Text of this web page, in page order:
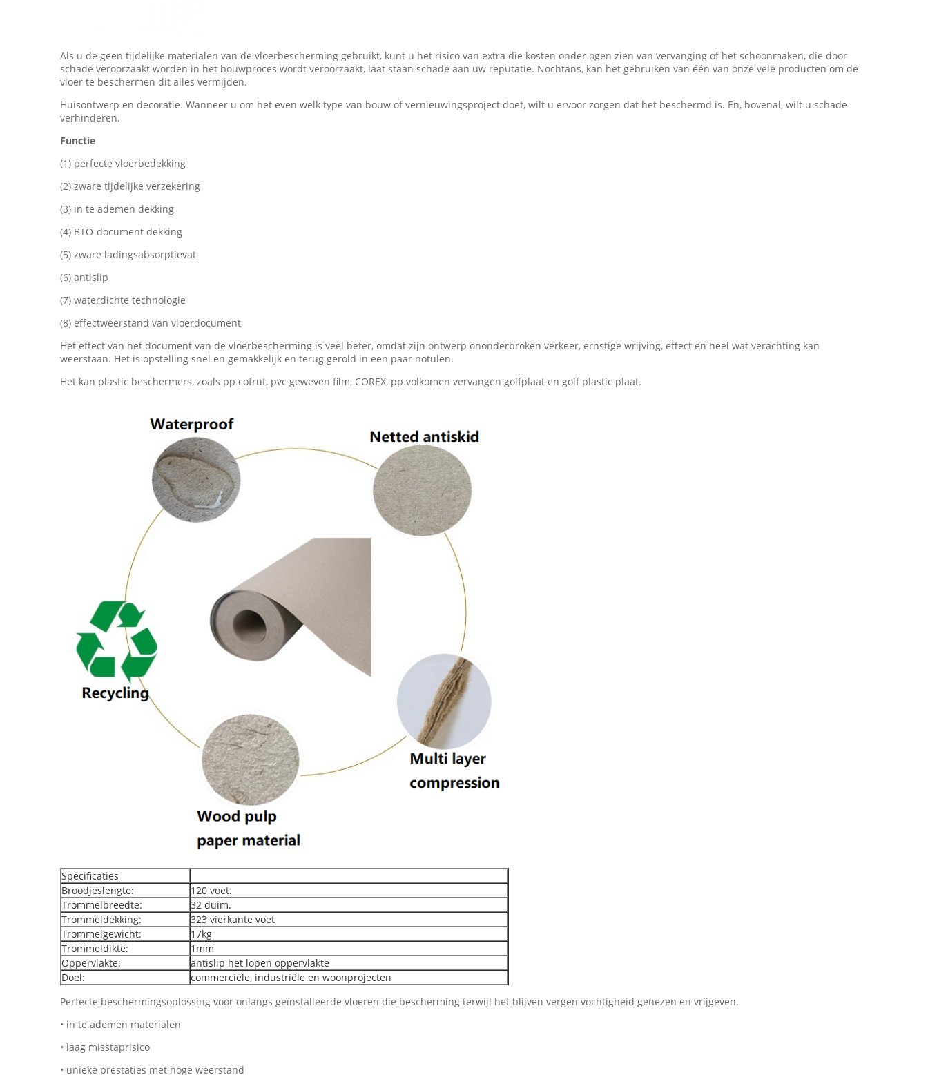
Als u de geen tijdelijke materialen van de vloerbescherming gebruikt, kunt u het risico van extra die kosten onder ogen zien van vervanging of het schoonmaken, die door
schade veroorzaakt worden in het bouwproces wordt veroorzaakt, laat staan schade aan uw reputatie. Nochtans, kan het gebruiken van één van onze vele producten om de
vloer te beschermen dit alles vermijden.
Huisontwerp en decoratie. Wanneer u om het even welk type van bouw of vernieuwingsproject doet, wilt u ervoor zorgen dat het beschermd is. En, bovenal, wilt u schade
verhinderen.
Functie
(1) perfecte vloerbedekking
(2) zware tijdelijke verzekering
(3) in te ademen dekking
(4) BTO-document dekking
(5) zware ladingsabsorptievat
(6) antislip
(7) waterdichte technologie
(8) effectweerstand van vloerdocument
Het effect van het document van de vloerbescherming is veel beter, omdat zijn ontwerp ononderbroken verkeer, ernstige wrijving, effect en heel wat verachting kan
weerstaan. Het is opstelling snel en gemakkelijk en terug gerold in een paar notulen.
Het kan plastic beschermers, zoals pp cofrut, pvc geweven film, COREX, pp volkomen vervangen golfplaat en golf plastic plaat.
Specificaties
Broodjeslengte:
120 voet.
Trommelbreedte:
32 duim.
Trommeldekking:
323 vierkante voet
Trommelgewicht:
17kg
Trommeldikte:
1mm
Oppervlakte:
antislip het lopen oppervlakte
Doel:
commerciële, industriële en woonprojecten
Perfecte beschermingsoplossing voor onlangs geïnstalleerde vloeren die bescherming terwijl het blijven vergen vochtigheid genezen en vrijgeven.
• in te ademen materialen
• laag misstaprisico
• unieke prestaties met hoge weerstand